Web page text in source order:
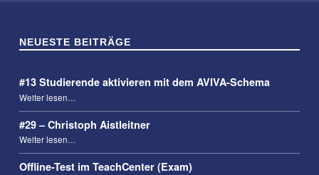
NEUESTE BEITRÄGE
#13 Studierende aktivieren mit dem AVIVA-Schema
Weiter lesen“#13 Studierende aktivieren mit dem AVIVA-Schema”
…
#29 – Christoph Aistleitner
Weiter lesen “#29 – Christoph Aistleitner”
…
Offline-Test im TeachCenter (Exam)